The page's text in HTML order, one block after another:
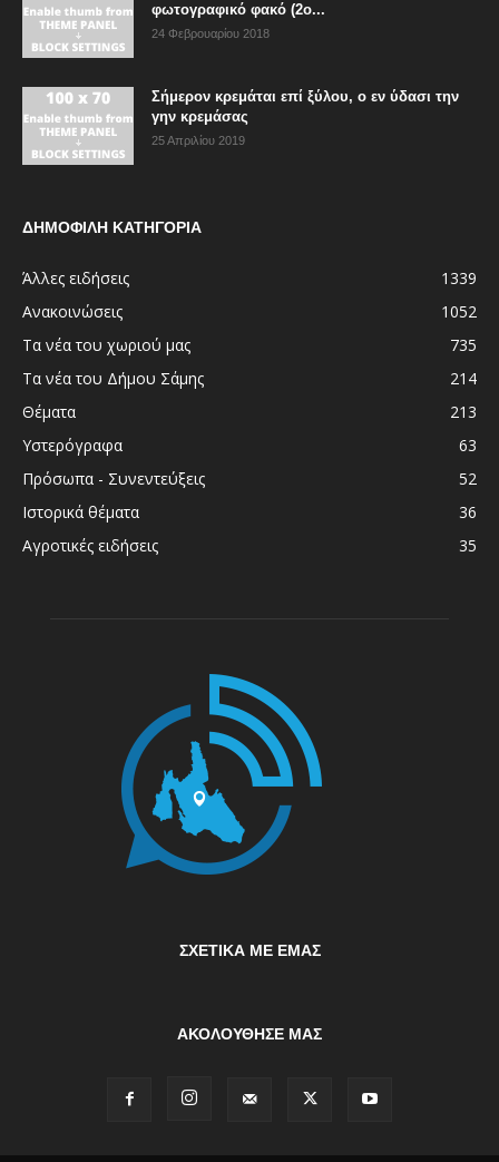
φωτογραφικό φακό (2ο...
24 Φεβρουαρίου 2018
Σήμερον κρεμάται επί ξύλου, ο εν ύδασι την
γην κρεμάσας
25 Απριλίου 2019
ΔΗΜΟΦΙΛΗ ΚΑΤΗΓΟΡΙΑ
Άλλες ειδήσεις
1339
Ανακοινώσεις
1052
Τα νέα του χωριού μας
735
Τα νέα του Δήμου Σάμης
214
Θέματα
213
Υστερόγραφα
63
Πρόσωπα - Συνεντεύξεις
52
Ιστορικά θέματα
36
Αγροτικές ειδήσεις
35
ΣΧΕΤΙΚΆ ΜΕ ΕΜΆΣ
ΑΚΟΛΟΥΘΗΣΕ ΜΑΣ